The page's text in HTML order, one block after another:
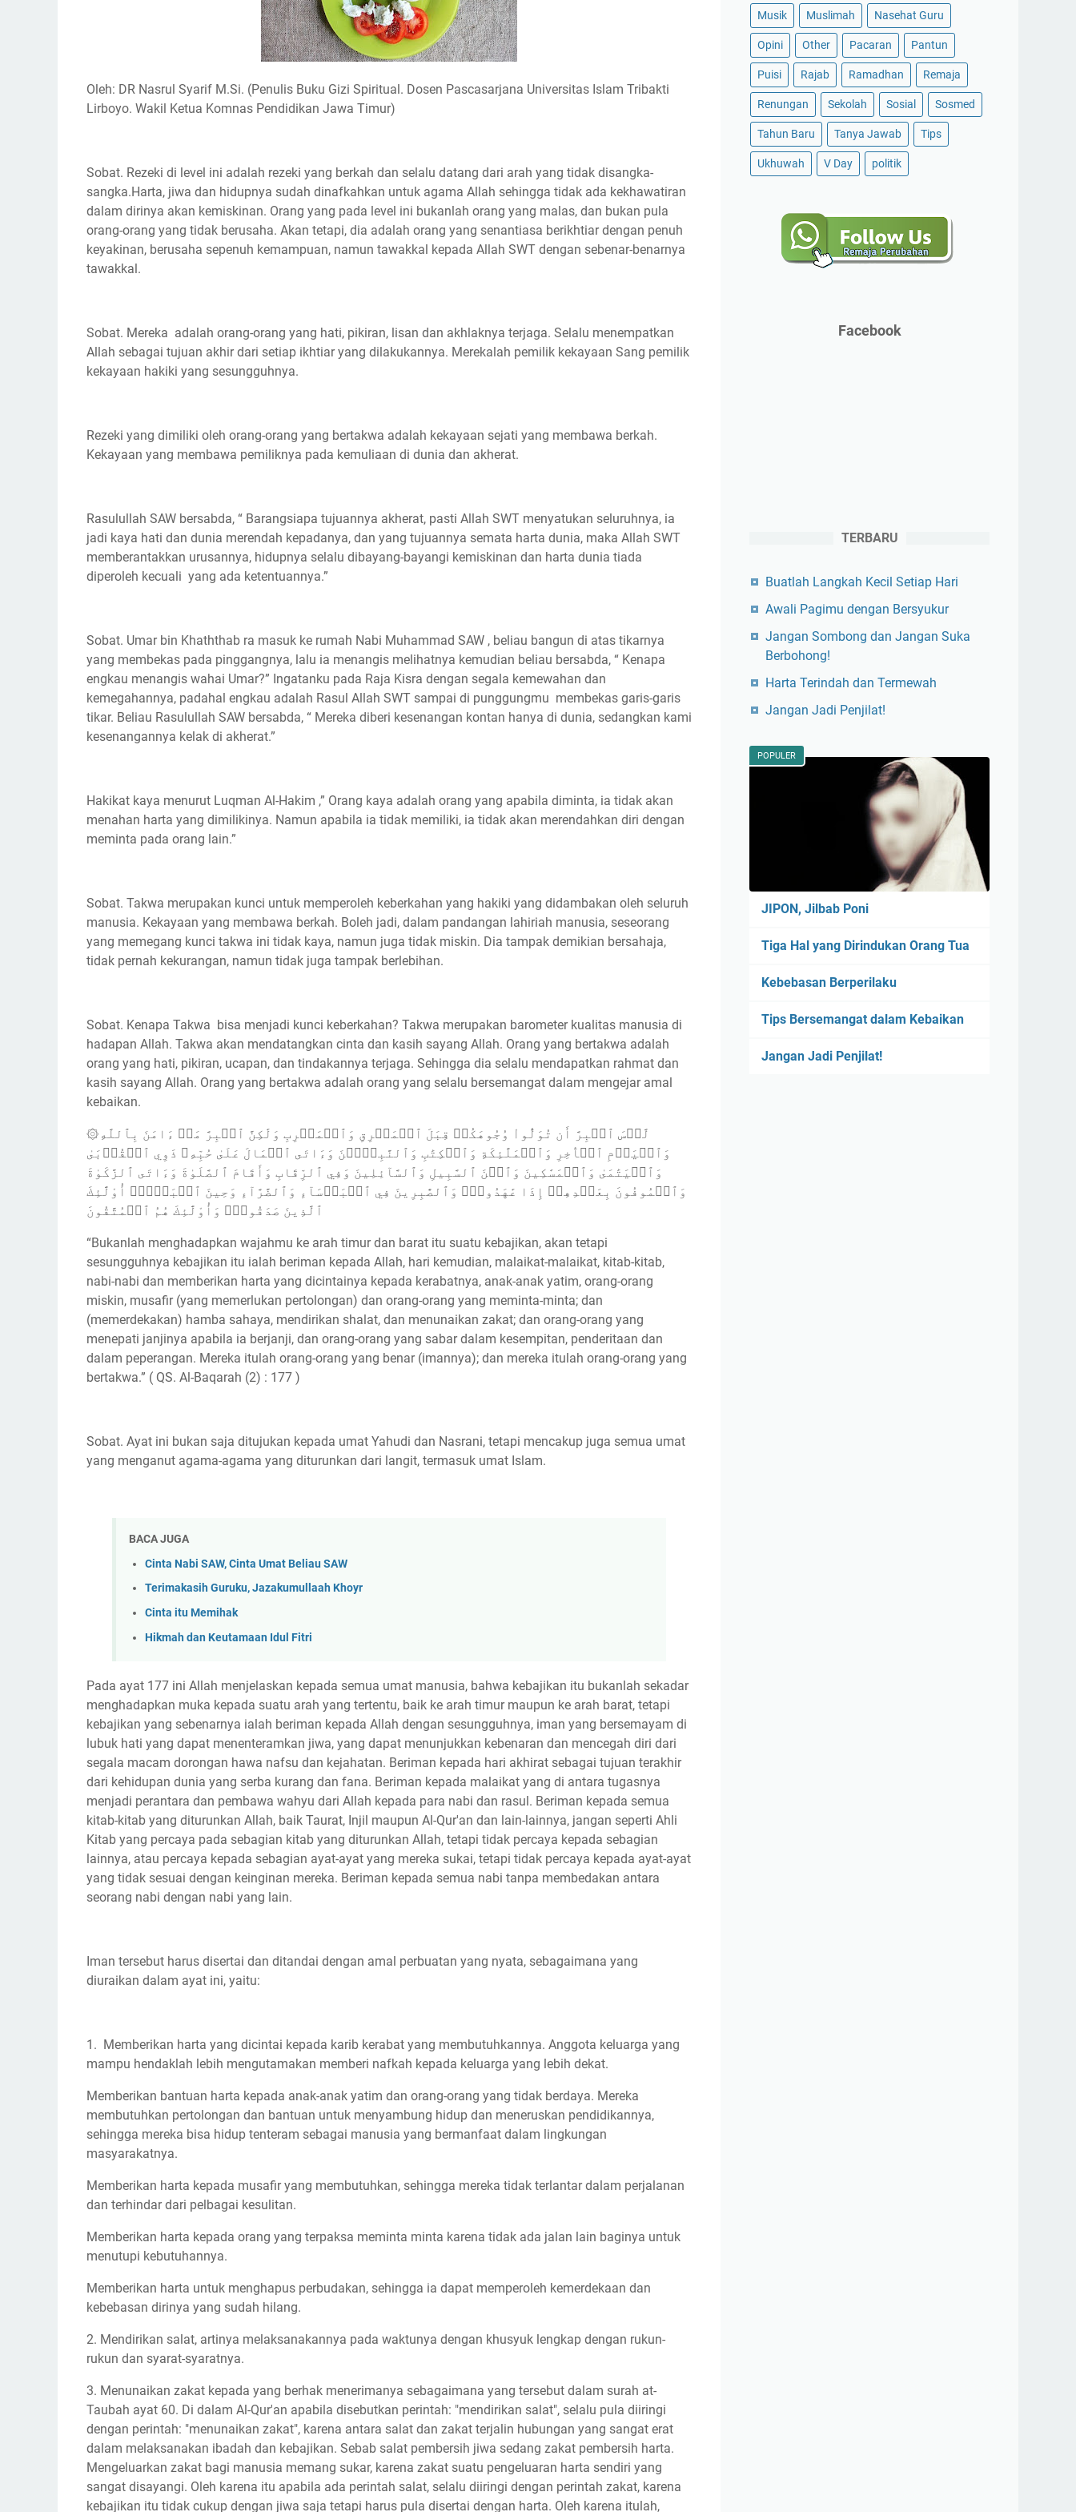
Oleh: DR Nasrul Syarif M.Si. (Penulis Buku Gizi Spiritual. Dosen Pascasarjana Universitas Islam Tribakti
Lirboyo. Wakil Ketua Komnas Pendidikan Jawa Timur)
Sobat. Rezeki di level ini adalah rezeki yang berkah dan selalu datang dari arah yang tidak disangka-
sangka.Harta, jiwa dan hidupnya sudah dinafkahkan untuk agama Allah sehingga tidak ada kekhawatiran
dalam dirinya akan kemiskinan. Orang yang pada level ini bukanlah orang yang malas, dan bukan pula
orang-orang yang tidak berusaha. Akan tetapi, dia adalah orang yang senantiasa berikhtiar dengan penuh
keyakinan, berusaha sepenuh kemampuan, namun tawakkal kepada Allah SWT dengan sebenar-benarnya
tawakkal.
Sobat. Mereka adalah orang-orang yang hati, pikiran, lisan dan akhlaknya terjaga. Selalu menempatkan
Allah sebagai tujuan akhir dari setiap ikhtiar yang dilakukannya. Merekalah pemilik kekayaan Sang pemilik
kekayaan hakiki yang sesungguhnya.
Rezeki yang dimiliki oleh orang-orang yang bertakwa adalah kekayaan sejati yang membawa berkah.
Kekayaan yang membawa pemiliknya pada kemuliaan di dunia dan akherat.
Rasulullah SAW bersabda, “ Barangsiapa tujuannya akherat, pasti Allah SWT menyatukan seluruhnya, ia
jadi kaya hati dan dunia merendah kepadanya, dan yang tujuannya semata harta dunia, maka Allah SWT
memberantakkan urusannya, hidupnya selalu dibayang-bayangi kemiskinan dan harta dunia tiada
diperoleh kecuali yang ada ketentuannya.”
Sobat. Umar bin Khaththab ra masuk ke rumah Nabi Muhammad SAW , beliau bangun di atas tikarnya
yang membekas pada pinggangnya, lalu ia menangis melihatnya kemudian beliau bersabda, “ Kenapa
engkau menangis wahai Umar?” Ingatanku pada Raja Kisra dengan segala kemewahan dan
kemegahannya, padahal engkau adalah Rasul Allah SWT sampai di punggungmu membekas garis-garis
tikar. Beliau Rasulullah SAW bersabda, “ Mereka diberi kesenangan kontan hanya di dunia, sedangkan kami
kesenangannya kelak di akherat.”
Hakikat kaya menurut Luqman Al-Hakim ,” Orang kaya adalah orang yang apabila diminta, ia tidak akan
menahan harta yang dimilikinya. Namun apabila ia tidak memiliki, ia tidak akan merendahkan diri dengan
meminta pada orang lain.”
Sobat. Takwa merupakan kunci untuk memperoleh keberkahan yang hakiki yang didambakan oleh seluruh
manusia. Kekayaan yang membawa berkah. Boleh jadi, dalam pandangan lahiriah manusia, seseorang
yang memegang kunci takwa ini tidak kaya, namun juga tidak miskin. Dia tampak demikian bersahaja,
tidak pernah kekurangan, namun tidak juga tampak berlebihan.
Sobat. Kenapa Takwa bisa menjadi kunci keberkahan? Takwa merupakan barometer kualitas manusia di
hadapan Allah. Takwa akan mendatangkan cinta dan kasih sayang Allah. Orang yang bertakwa adalah
orang yang hati, pikiran, ucapan, dan tindakannya terjaga. Sehingga dia selalu mendapatkan rahmat dan
kasih sayang Allah. Orang yang bertakwa adalah orang yang selalu bersemangat dalam mengejar amal
kebaikan.
۞لَّيۡسَ ٱلۡبِرَّ أَن تُوَلُّواْ وُجُوهَكُمۡ قِبَلَ ٱلۡمَشۡرِقِ وَٱلۡمَغۡرِبِ وَلَٰكِنَّ ٱلۡبِرَّ مَنۡ ءَامَنَ بِٱللَّهِ
وَٱلۡيَوۡمِ ٱلۡأٓخِرِ وَٱلۡمَلَٰٓئِكَةِ وَٱلۡكِتَٰبِ وَٱلنَّبِيِّۧنَ وَءَاتَى ٱلۡمَالَ عَلَىٰ حُبِّهِۦ ذَوِي ٱلۡقُرۡبَىٰ
وَٱلۡيَتَٰمَىٰ وَٱلۡمَسَٰكِينَ وَٱبۡنَ ٱلسَّبِيلِ وَٱلسَّآئِلِينَ وَفِي ٱلرِّقَابِ وَأَقَامَ ٱلصَّلَوٰةَ وَءَاتَى ٱلزَّكَوٰةَ
وَٱلۡمُوفُونَ بِعَهۡدِهِمۡ إِذَا عَٰهَدُواْۖ وَٱلصَّٰبِرِينَ فِي ٱلۡبَأۡسَآءِ وَٱلضَّرَّآءِ وَحِينَ ٱلۡبَأۡسِۗ أُوْلَٰٓئِكَ
“Bukanlah menghadapkan wajahmu ke arah timur dan barat itu suatu kebajikan, akan tetapi
sesungguhnya kebajikan itu ialah beriman kepada Allah, hari kemudian, malaikat-malaikat, kitab-kitab,
nabi-nabi dan memberikan harta yang dicintainya kepada kerabatnya, anak-anak yatim, orang-orang
miskin, musafir (yang memerlukan pertolongan) dan orang-orang yang meminta-minta; dan
(memerdekakan) hamba sahaya, mendirikan shalat, dan menunaikan zakat; dan orang-orang yang
menepati janjinya apabila ia berjanji, dan orang-orang yang sabar dalam kesempitan, penderitaan dan
dalam peperangan. Mereka itulah orang-orang yang benar (imannya); dan mereka itulah orang-orang yang
bertakwa.” ( QS. Al-Baqarah (2) : 177 )
Sobat. Ayat ini bukan saja ditujukan kepada umat Yahudi dan Nasrani, tetapi mencakup juga semua umat
yang menganut agama-agama yang diturunkan dari langit, termasuk umat Islam.
BACA JUGA
Cinta Nabi SAW, Cinta Umat Beliau SAW
Terimakasih Guruku, Jazakumullaah Khoyr
Cinta itu Memihak
Hikmah dan Keutamaan Idul Fitri
Pada ayat 177 ini Allah menjelaskan kepada semua umat manusia, bahwa kebajikan itu bukanlah sekadar
menghadapkan muka kepada suatu arah yang tertentu, baik ke arah timur maupun ke arah barat, tetapi
kebajikan yang sebenarnya ialah beriman kepada Allah dengan sesungguhnya, iman yang bersemayam di
lubuk hati yang dapat menenteramkan jiwa, yang dapat menunjukkan kebenaran dan mencegah diri dari
segala macam dorongan hawa nafsu dan kejahatan. Beriman kepada hari akhirat sebagai tujuan terakhir
dari kehidupan dunia yang serba kurang dan fana. Beriman kepada malaikat yang di antara tugasnya
menjadi perantara dan pembawa wahyu dari Allah kepada para nabi dan rasul. Beriman kepada semua
kitab-kitab yang diturunkan Allah, baik Taurat, Injil maupun Al-Qur'an dan lain-lainnya, jangan seperti Ahli
Kitab yang percaya pada sebagian kitab yang diturunkan Allah, tetapi tidak percaya kepada sebagian
lainnya, atau percaya kepada sebagian ayat-ayat yang mereka sukai, tetapi tidak percaya kepada ayat-ayat
yang tidak sesuai dengan keinginan mereka. Beriman kepada semua nabi tanpa membedakan antara
seorang nabi dengan nabi yang lain.
Iman tersebut harus disertai dan ditandai dengan amal perbuatan yang nyata, sebagaimana yang
diuraikan dalam ayat ini, yaitu:
1. Memberikan harta yang dicintai kepada karib kerabat yang membutuhkannya. Anggota keluarga yang
mampu hendaklah lebih mengutamakan memberi nafkah kepada keluarga yang lebih dekat.
Memberikan bantuan harta kepada anak-anak yatim dan orang-orang yang tidak berdaya. Mereka
membutuhkan pertolongan dan bantuan untuk menyambung hidup dan meneruskan pendidikannya,
sehingga mereka bisa hidup tenteram sebagai manusia yang bermanfaat dalam lingkungan
masyarakatnya.
Memberikan harta kepada musafir yang membutuhkan, sehingga mereka tidak terlantar dalam perjalanan
dan terhindar dari pelbagai kesulitan.
Memberikan harta kepada orang yang terpaksa meminta minta karena tidak ada jalan lain baginya untuk
menutupi kebutuhannya.
Memberikan harta untuk menghapus perbudakan, sehingga ia dapat memperoleh kemerdekaan dan
kebebasan dirinya yang sudah hilang.
2. Mendirikan salat, artinya melaksanakannya pada waktunya dengan khusyuk lengkap dengan rukun-
rukun dan syarat-syaratnya.
3. Menunaikan zakat kepada yang berhak menerimanya sebagaimana yang tersebut dalam surah at-
Taubah ayat 60. Di dalam Al-Qur'an apabila disebutkan perintah: "mendirikan salat", selalu pula diiringi
dengan perintah: "menunaikan zakat", karena antara salat dan zakat terjalin hubungan yang sangat erat
dalam melaksanakan ibadah dan kebajikan. Sebab salat pembersih jiwa sedang zakat pembersih harta.
Mengeluarkan zakat bagi manusia memang sukar, karena zakat suatu pengeluaran harta sendiri yang
sangat disayangi. Oleh karena itu apabila ada perintah salat, selalu diiringi dengan perintah zakat, karena
kebajikan itu tidak cukup dengan jiwa saja tetapi harus pula disertai dengan harta. Oleh karena itulah,
Musik Muslimah Nasehat Guru
Opini Other Pacaran Pantun
Puisi Rajab Ramadhan Remaja
Renungan Sekolah Sosial Sosmed
Tahun Baru Tanya Jawab Tips
Ukhuwah V Day politik
Facebook
TERBARU
Buatlah Langkah Kecil Setiap Hari
Awali Pagimu dengan Bersyukur
Jangan Sombong dan Jangan Suka
Berbohong!
Harta Terindah dan Termewah
Jangan Jadi Penjilat!
POPULER
JIPON, Jilbab Poni
Tiga Hal yang Dirindukan Orang Tua
Kebebasan Berperilaku
Tips Bersemangat dalam Kebaikan
Jangan Jadi Penjilat!